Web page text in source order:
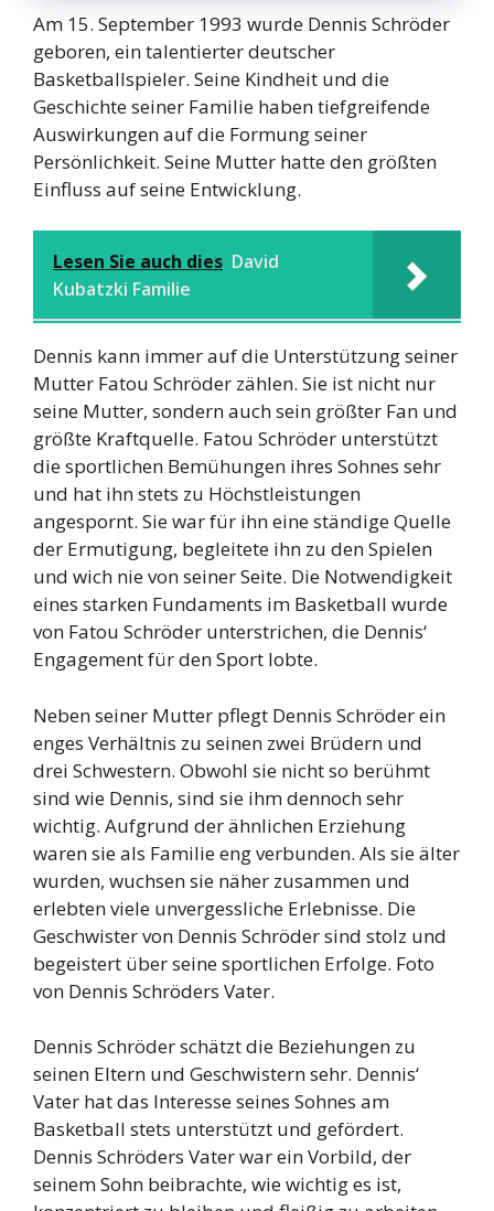
Am 15. September 1993 wurde Dennis Schröder
geboren, ein talentierter deutscher
Basketballspieler. Seine Kindheit und die
Geschichte seiner Familie haben tiefgreifende
Auswirkungen auf die Formung seiner
Persönlichkeit. Seine Mutter hatte den größten
Einfluss auf seine Entwicklung.
Lesen Sie auch dies David
Kubatzki Familie
Dennis kann immer auf die Unterstützung seiner
Mutter Fatou Schröder zählen. Sie ist nicht nur
seine Mutter, sondern auch sein größter Fan und
größte Kraftquelle. Fatou Schröder unterstützt
die sportlichen Bemühungen ihres Sohnes sehr
und hat ihn stets zu Höchstleistungen
angespornt. Sie war für ihn eine ständige Quelle
der Ermutigung, begleitete ihn zu den Spielen
und wich nie von seiner Seite. Die Notwendigkeit
eines starken Fundaments im Basketball wurde
von Fatou Schröder unterstrichen, die Dennis‘
Engagement für den Sport lobte.
Neben seiner Mutter pflegt Dennis Schröder ein
enges Verhältnis zu seinen zwei Brüdern und
drei Schwestern. Obwohl sie nicht so berühmt
sind wie Dennis, sind sie ihm dennoch sehr
wichtig. Aufgrund der ähnlichen Erziehung
waren sie als Familie eng verbunden. Als sie älter
wurden, wuchsen sie näher zusammen und
erlebten viele unvergessliche Erlebnisse. Die
Geschwister von Dennis Schröder sind stolz und
begeistert über seine sportlichen Erfolge. Foto
von Dennis Schröders Vater.
Dennis Schröder schätzt die Beziehungen zu
seinen Eltern und Geschwistern sehr. Dennis‘
Vater hat das Interesse seines Sohnes am
Basketball stets unterstützt und gefördert.
Dennis Schröders Vater war ein Vorbild, der
seinem Sohn beibrachte, wie wichtig es ist,